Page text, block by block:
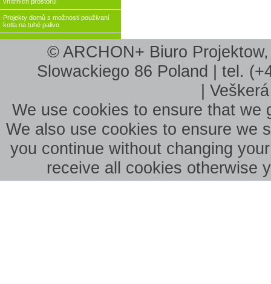
Projekty domů s možnosti použivaní
kotla na tuhé palivo
© ARCHON+ Biuro
Slowackiego 86 Poland | tel.
|
We use cookies to ensure that we
We also use cookies to ensure we
you continue without changing
receive all cookies otherwise